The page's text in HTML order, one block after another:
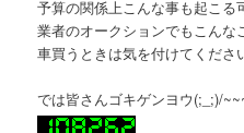
予算の関係上こんな事も起こる
業者のオークションでもこん
車買うときは気を付けてくださ
では皆さんゴキゲンヨウ(;_;)/